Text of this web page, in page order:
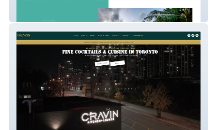
Cravin + Lounge